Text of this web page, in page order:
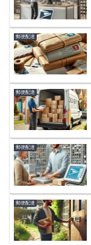
郵便配達
郵便配達
郵便配達
郵便配達